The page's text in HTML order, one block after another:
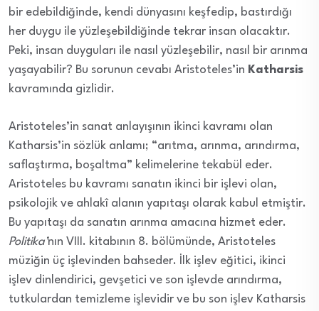
bir edebildiğinde, kendi dünyasını keşfedip, bastırdığı
her duygu ile yüzleşebildiğinde tekrar insan olacaktır.
Peki, insan duyguları ile nasıl yüzleşebilir, nasıl bir arınma
yaşayabilir? Bu sorunun cevabı Aristoteles’in Katharsis
kavramında gizlidir.
Aristoteles’in sanat anlayışının ikinci kavramı olan
Katharsis’in sözlük anlamı; “arıtma, arınma, arındırma,
saflaştırma, boşaltma” kelimelerine tekabül eder.
Aristoteles bu kavramı sanatın ikinci bir işlevi olan,
psikolojik ve ahlakî alanın yapıtaşı olarak kabul etmiştir.
Bu yapıtaşı da sanatın arınma amacına hizmet eder.
Politika’nın VIII. kitabının 8. bölümünde, Aristoteles
müziğin üç işlevinden bahseder. İlk işlev eğitici, ikinci
işlev dinlendirici, gevşetici ve son işlevde arındırma,
tutkulardan temizleme işlevidir ve bu son işlev Katharsis